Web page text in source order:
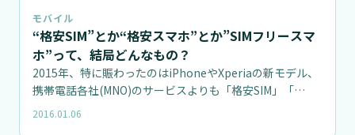
📝
モバイル
“格安SIM”とか“格安スマホ”とか”SIMフリースマ
ホ”って、結局どんなもの？
2015年、特に賑わったのはiPhoneやXperiaの新モデル、
携帯電話各社(MNO)のサービスよりも「格安SIM」「…
2016.01.06